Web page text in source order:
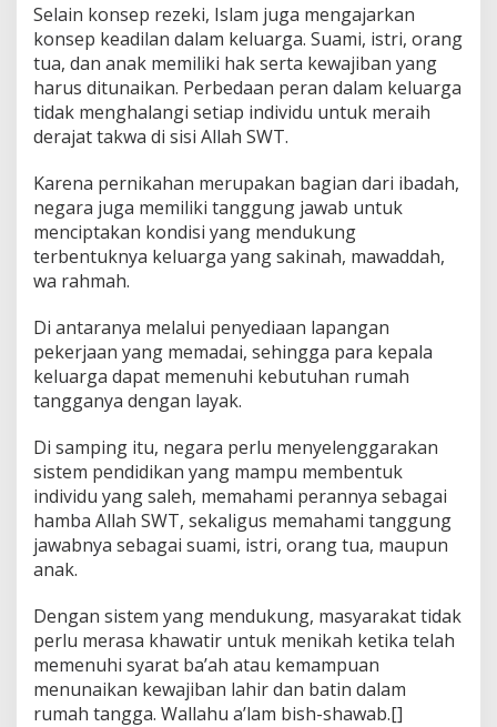
Selain konsep rezeki, Islam juga mengajarkan
konsep keadilan dalam keluarga. Suami, istri, orang
tua, dan anak memiliki hak serta kewajiban yang
harus ditunaikan. Perbedaan peran dalam keluarga
tidak menghalangi setiap individu untuk meraih
derajat takwa di sisi Allah SWT.
Karena pernikahan merupakan bagian dari ibadah,
negara juga memiliki tanggung jawab untuk
menciptakan kondisi yang mendukung
terbentuknya keluarga yang sakinah, mawaddah,
wa rahmah.
Di antaranya melalui penyediaan lapangan
pekerjaan yang memadai, sehingga para kepala
keluarga dapat memenuhi kebutuhan rumah
tangganya dengan layak.
Di samping itu, negara perlu menyelenggarakan
sistem pendidikan yang mampu membentuk
individu yang saleh, memahami perannya sebagai
hamba Allah SWT, sekaligus memahami tanggung
jawabnya sebagai suami, istri, orang tua, maupun
anak.
Dengan sistem yang mendukung, masyarakat tidak
perlu merasa khawatir untuk menikah ketika telah
memenuhi syarat ba’ah atau kemampuan
menunaikan kewajiban lahir dan batin dalam
rumah tangga. Wallahu a’lam bish-shawab.[]